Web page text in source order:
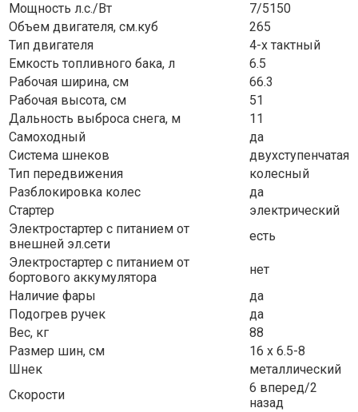
Мощность л.с./Вт
7/5150
Объем двигателя, см.куб
265
Тип двигателя
4-х тактный
Емкость топливного бака, л
6.5
Рабочая ширина, см
66.3
Рабочая высота, см
51
Дальность выброса снега, м
11
Самоходный
да
Система шнеков
двухступенчатая
Тип передвижения
колесный
Разблокировка колес
да
Стартер
электрический
Электростартер с питанием от
внешней эл.сети
есть
Электростартер с питанием от
бортового аккумулятора
нет
Наличие фары
да
Подогрев ручек
да
Вес, кг
88
Размер шин, см
16 x 6.5-8
Шнек
металлический
Скорости
6 вперед/2
назад